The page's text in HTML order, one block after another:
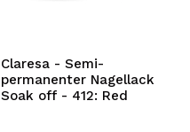
Claresa - Semi-
permanenter Nagellack
Soak off - 412: Red